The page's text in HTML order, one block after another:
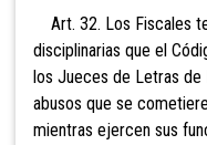
Art. 32. Los Fiscales
disciplinarias que el
los Jueces de Letras de
abusos que se
mientras ejercen sus